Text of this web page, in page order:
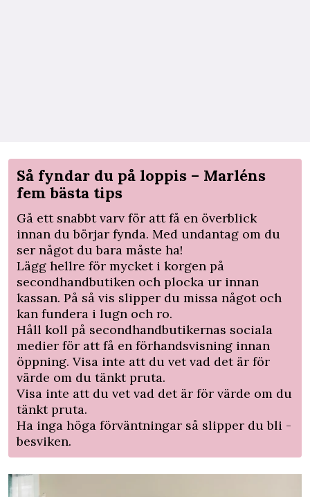
Så fyndar du på loppis – Marléns
fem bästa tips
Gå ett snabbt varv för att få en överblick
innan du börjar fynda. Med ­undantag om du
ser något du bara måste ha!
Lägg hellre för mycket i korgen på
secondhand­butiken och plocka ur innan
kassan. På så vis slipper du missa något och
kan fundera i lugn och ro.
Håll koll på secondhandbutikernas sociala
medier för att få en förhandsvisning innan
öppning. Visa inte att du vet vad det är för
värde om du tänkt pruta.
Visa inte att du vet vad det är för värde om du
tänkt pruta.
Ha inga höga förväntningar så slipper du bli ­
besviken.